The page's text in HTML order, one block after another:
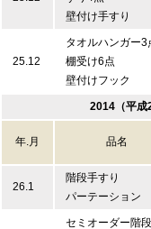
壁付け手すり
25.12
タオルハンガー3
棚受け6点
壁付けフック
2014（平成
年.月 品名
26.1
階段手すり
パーテーション
セミオーダー階